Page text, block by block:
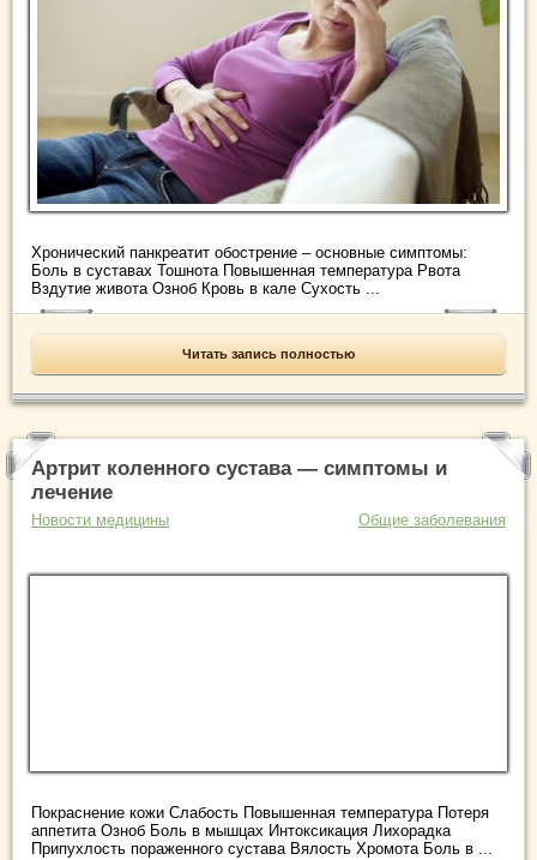
Хронический панкреатит обострение – основные симптомы:
Боль в суставах Тошнота Повышенная температура Рвота
Вздутие живота Озноб Кровь в кале Сухость ...
Читать запись полностью
Артрит коленного сустава — симптомы и
лечение
Новости медицины Общие заболевания
Покраснение кожи Слабость Повышенная температура Потеря
аппетита Озноб Боль в мышцах Интоксикация Лихорадка
Припухлость пораженного сустава Вялость Хромота Боль в ...